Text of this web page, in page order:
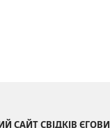
САЙТ СВІДКІВ ЄГОВИ